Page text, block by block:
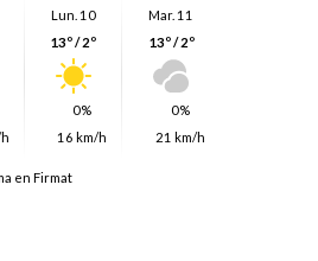
Lun. 10
13º / 2º
0%
16 km/h
Mar. 11
13º / 2º
0%
21 km/h
en Firmat